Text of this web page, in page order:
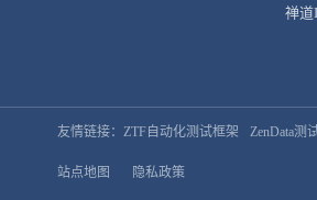
禅道
友情链接： ZTF自动化测试框架 ZenData测
站点地图 隐私政策